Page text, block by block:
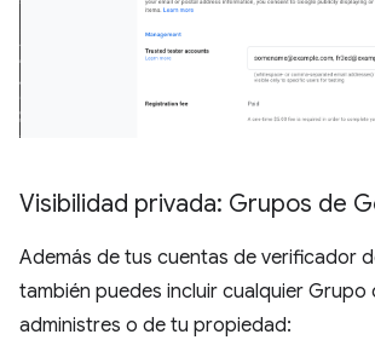
Visibilidad privada: Grupos de
Además de tus cuentas de verificador
también puedes incluir cualquier Grupo
administres o de tu propiedad: